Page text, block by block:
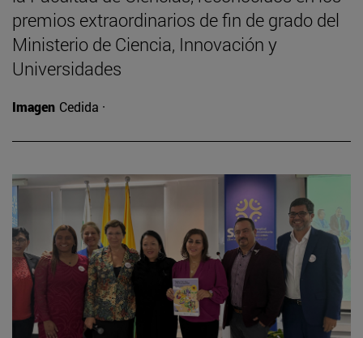
premios extraordinarios de fin de grado del
Ministerio de Ciencia, Innovación y
Universidades
Imagen Cedida ·